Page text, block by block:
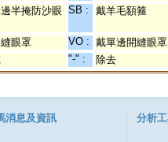
半掩防沙眼 SB : 戴羊毛額箍
眼罩 VO : 戴單邊開縫眼罩
"-" : 除去
消息及資訊 分析